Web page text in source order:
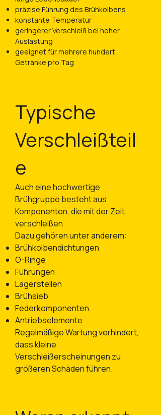
präzise Führung des Brühkolbens
konstante Temperatur
geringerer Verschleiß bei hoher
Auslastung
geeignet für mehrere hundert
Getränke pro Tag
Typische
Verschleißteil
e
Auch eine hochwertige
Brühgruppe besteht aus
Komponenten, die mit der Zeit
verschleißen.
Dazu gehören unter anderem:
Brühkolbendichtungen
O-Ringe
Führungen
Lagerstellen
Brühsieb
Federkomponenten
Antriebselemente
Regelmäßige Wartung verhindert,
dass kleine
Verschleißerscheinungen zu
größeren Schäden führen.